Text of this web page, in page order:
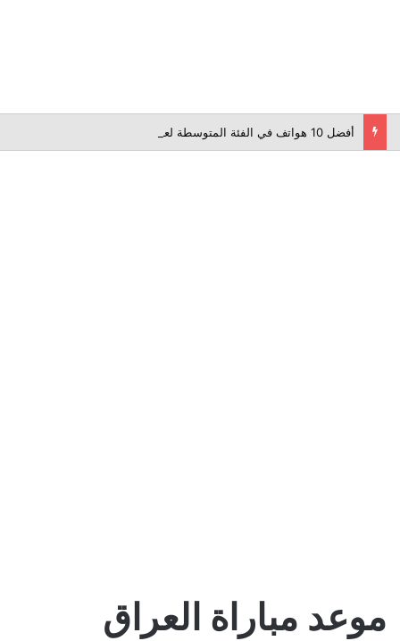
أفضل 10 هواتف في الفئة المتوسطة لعام 2026
موعد مباراة العراق